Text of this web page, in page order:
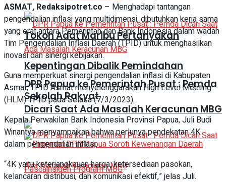
DPR Papua ke Pemerintah Pusat : Pemda
Dicari Saat Ada Masalah Keracunan MBG
Tokoh Adat Maribu Pertanyakan
Kepentingan Dibalik Pemindahan
Sekolah Rakyat
ASMAT, Redaksipotret.co – Menghadapi tantangan
pengendalian inflasi yang multidimensi, dibutuhkan kerja sama
yang erat antara Pemerintah dan Bank Indonesia dalam wadah
Tim Pengendalian Inflasi Daerah (TPID) untuk menghasilkan
inovasi dan sinergi kebijakan.
Guna memperkuat sinergi pengendalian inflasi di Kabupaten
Asmat, TPID Asmat menyelenggarakan High Level Meeting
(HLM) TPID pada Selasa (7/3/2023).
Kepala Perwakilan Bank Indonesia Provinsi Papua, Juli Budi
Winantya menyampaikan bahwa perlunya pendekatan 4K
dalam pengendalian inflasi.
“4K yaitu keterjangkauan harga, ketersediaan pasokan,
kelancaran distribusi, dan komunikasi efektif,” jelas Juli.